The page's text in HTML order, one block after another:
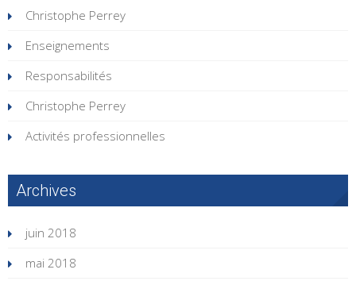
Christophe Perrey
Enseignements
Responsabilités
Christophe Perrey
Activités professionnelles
Archives
juin 2018
mai 2018